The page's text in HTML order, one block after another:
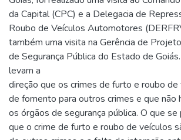
da Capital (CPC) e a Delegacia de
Roubo de Veículos Automotores
também uma visita na Gerência de
de Segurança Pública do Estado de
levam a
direção que os crimes de furto e roubo
de fomento para outros crimes e que não
os órgãos de segurança pública. O que se
que o crime de furto e roubo de veículos